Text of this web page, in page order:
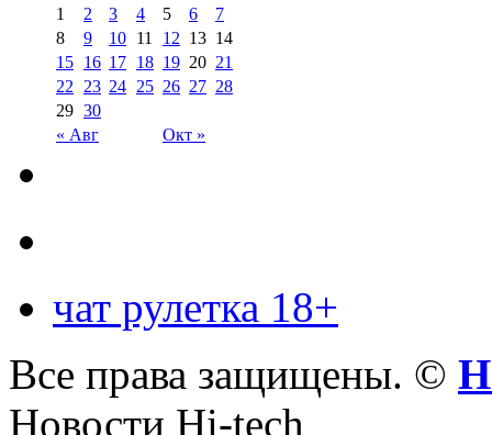
« Авг Окт »
1 2 3 4 5 6
7
8
9 10 11 12 13 14
15 16 17 18 19 20 21
22
23 24 25 26 27 28
29 30
чат рулетка 18+
Все права защищены. ©
Новости Hi-tech